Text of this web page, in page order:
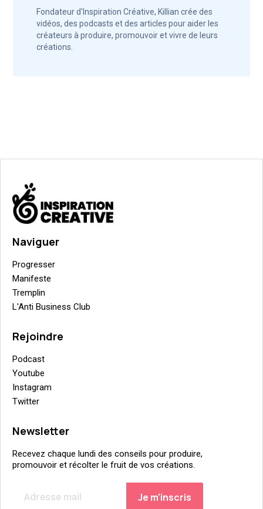
Fondateur d'Inspiration Créative, Killian crée des
vidéos, des podcasts et des articles pour aider les
créateurs à produire, promouvoir et vivre de leurs
créations.
Naviguer
Progresser
Manifeste
Tremplin
L'Anti Business Club
Rejoindre
Podcast
Youtube
Instagram
Twitter
Newsletter
Recevez chaque lundi des conseils pour produire,
promouvoir et récolter le fruit de vos créations.